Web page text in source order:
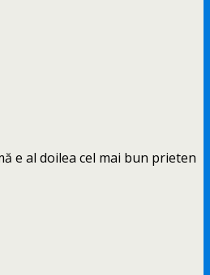
e al doilea cel mai bun prieten